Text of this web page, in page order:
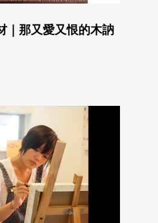
｜那又愛又恨的木訥